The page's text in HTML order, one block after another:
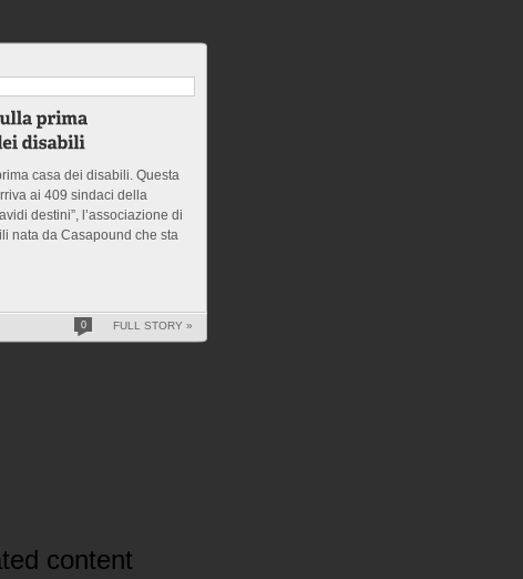
casa dei disabili. Questa
ai 409 sindaci della
destini”, l’associazione di
nata da Casapound che sta
0 FULL STORY »
content